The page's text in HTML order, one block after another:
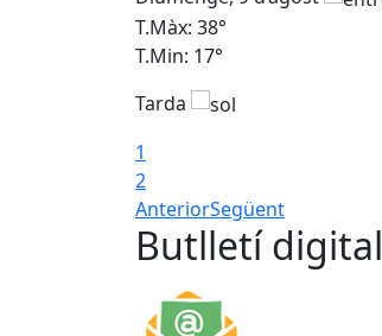
T.Màx: 38°
T.Min: 17°
Tarda
1
2
AnteriorSegüent
Butlletí digital